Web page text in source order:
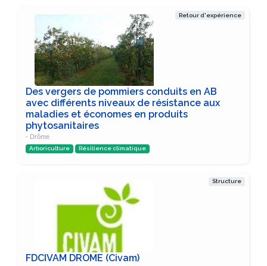
Retour d'expérience
Des vergers de pommiers conduits en AB
avec différents niveaux de résistance aux
maladies et économes en produits
phytosanitaires
- Drôme
Arboriculture Résilience climatique
Structure
FDCIVAM DROME (Civam)